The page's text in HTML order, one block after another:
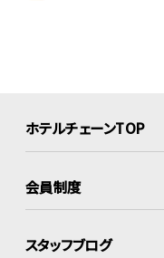
ホテルチェーンTOP
会員制度
スタッフブログ